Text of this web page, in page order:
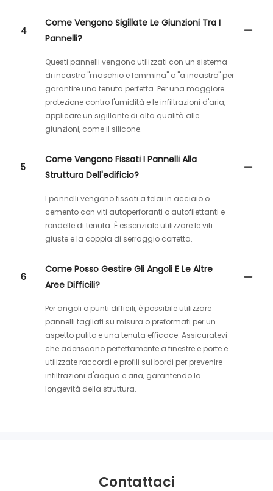
4
Come Vengono Sigillate Le Giunzioni Tra I
Pannelli?
Questi pannelli vengono utilizzati con un sistema
di incastro "maschio e femmina" o "a incastro" per
garantire una tenuta perfetta. Per una maggiore
protezione contro l'umidità e le infiltrazioni d'aria,
applicare un sigillante di alta qualità alle
giunzioni, come il silicone.
5
Come Vengono Fissati I Pannelli Alla
Struttura Dell'edificio?
I pannelli vengono fissati a telai in acciaio o
cemento con viti autoperforanti o autofilettanti e
rondelle di tenuta. È essenziale utilizzare le viti
giuste e la coppia di serraggio corretta.
6
Come Posso Gestire Gli Angoli E Le Altre
Aree Difficili?
Per angoli o punti difficili, è possibile utilizzare
pannelli tagliati su misura o preformati per un
aspetto pulito e una tenuta efficace. Assicuratevi
che aderiscano perfettamente a finestre e porte e
utilizzate raccordi e profili sui bordi per prevenire
infiltrazioni d'acqua e aria, garantendo la
longevità della struttura.
Contattaci